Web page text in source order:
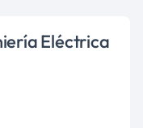
Eléctrica